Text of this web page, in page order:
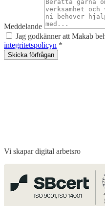
Meddelande
Jag godkänner att Makab
integritetspolicyn *
Skicka förfrågan
Vi skapar digital arbetsro